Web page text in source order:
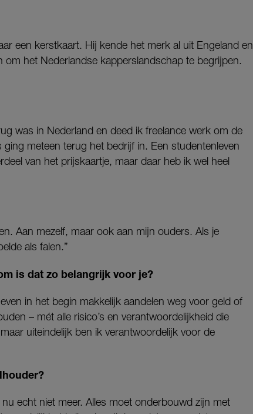
een kerstkaart. Hij kende het merk al uit Engeland en
het Nederlandse kapperslandschap te begrijpen.
was in Nederland en deed ik freelance werk om de
meteen terug het bedrijf in. Een studentenleven
van het prijskaartje, maar daar heb ik wel heel
Aan mezelf, maar ook aan mijn ouders. Als je
als falen.”
is dat zo belangrijk voor je?
in het begin makkelijk aandelen weg voor geld of
– mét alle risico’s en verantwoordelijkheid die
uiteindelijk ben ik verantwoordelijk voor de
echt niet meer. Alles moet onderbouwd zijn met